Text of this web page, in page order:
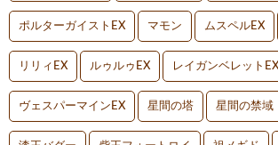
ポルターガイストEX マモン ムスペルEX
リリィEX ルゥルゥEX レイガンベレットEX
ヴェスパーマインEX 星間の塔 星間の禁域